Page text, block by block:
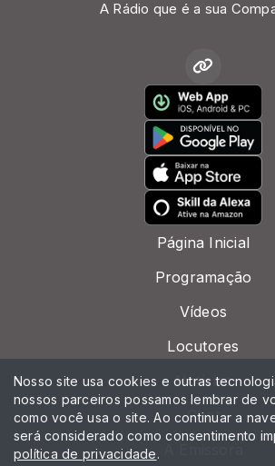
A Rádio que é a sua
Página Inicial
Programação
Vídeos
Locutores
Notícias
Chat
Nosso site usa cookies e outras
nossos parceiros possamos lembrar de
como você usa o site. Ao continuar a
será considerado como consentimento
política de privacidade.